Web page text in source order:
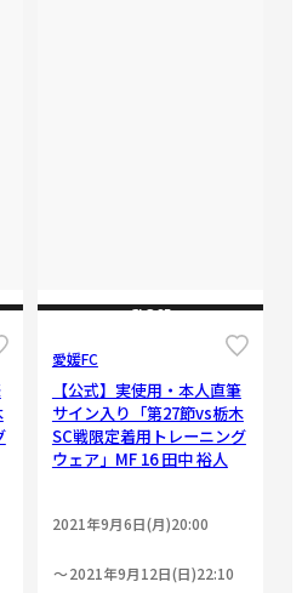
CLOSE
愛媛FC
【公式】実使用・本人直筆
サイン入り「第27節vs栃木
SC戦限定着用トレーニング
ウェア」MF 16 田中 裕人
2021年9月6日(月)20:00
2021年9月12日(日)22:10